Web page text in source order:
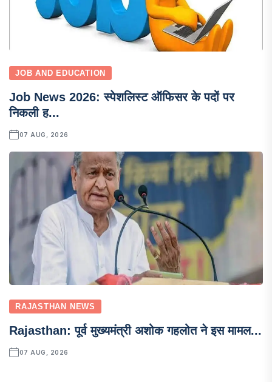
JOB AND EDUCATION
Job News 2026: स्पेशलिस्ट ऑफिसर के पदों पर
निकली ह...
07 AUG, 2026
RAJASTHAN NEWS
Rajasthan: पूर्व मुख्यमंत्री अशोक गहलोत ने इस मामल...
07 AUG, 2026